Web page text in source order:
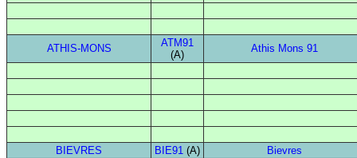
ATHIS-MONS
ATM91
(A)
Athis Mons 91
BIEVRES BIE91 (A) Bievres